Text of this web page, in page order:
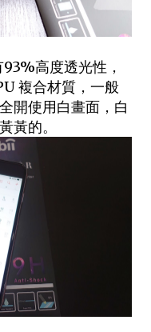
高度透光性，
複合材質，一般
開使用白畫面，白
黃的。